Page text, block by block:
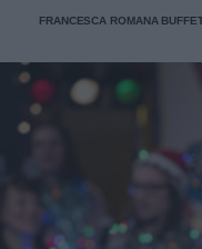
FRANCESCA ROMANA